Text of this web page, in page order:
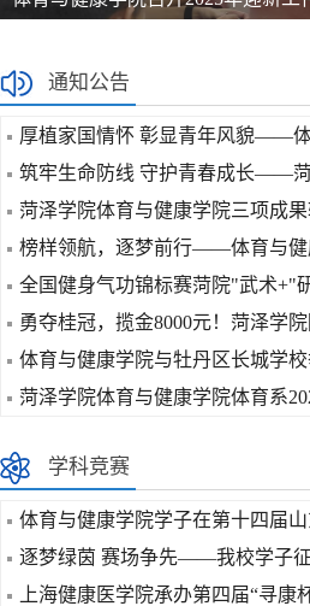
通知公告
厚植家国情怀 彰显青年风貌——
筑牢生命防线 守护青春成长——
菏泽学院体育与健康学院三项成果
榜样领航，逐梦前行——体育与健
全国健身气功锦标赛菏院"武术+"
勇夺桂冠，揽金8000元！菏泽学院
体育与健康学院与牡丹区长城学校
菏泽学院体育与健康学院体育系
学科竞赛
体育与健康学院学子在第十四届山
逐梦绿茵 赛场争先——我校学子
上海健康医学院承办第四届“寻康